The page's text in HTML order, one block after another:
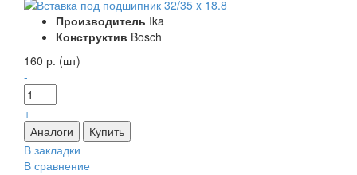
Производитель Ika
Конструктив Bosch
160 р. (шт)
-
+
В закладки
В сравнение